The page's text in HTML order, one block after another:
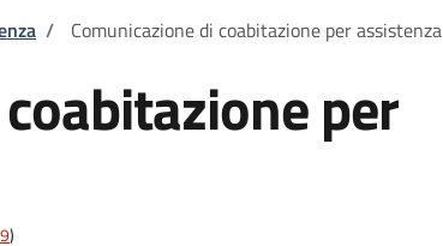
/ Comunicazione di coabitazione per assistenza
per
)